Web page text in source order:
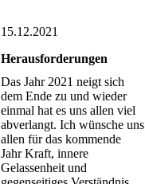
15.12.2021
Herausforderungen
Das Jahr 2021 neigt sich
dem Ende zu und wieder
einmal hat es uns allen viel
abverlangt. Ich wünsche uns
allen für das kommende
Jahr Kraft, innere
Gelassenheit und